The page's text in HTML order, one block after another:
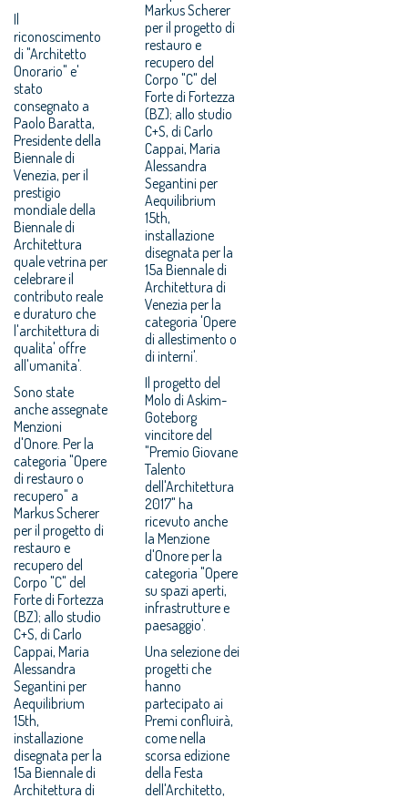
Il
riconoscimento
di "Architetto
Onorario" e'
stato
consegnato a
Paolo Baratta,
Presidente della
Biennale di
Venezia, per il
prestigio
mondiale della
Biennale di
Architettura
quale vetrina per
celebrare il
contributo reale
e duraturo che
l'architettura di
qualita' offre
all'umanita'.
Sono state
anche assegnate
Menzioni
d'Onore. Per la
categoria "Opere
di restauro o
recupero" a
Markus Scherer
per il progetto di
restauro e
recupero del
Corpo "C" del
Forte di Fortezza
(BZ); allo studio
C+S, di Carlo
Cappai, Maria
Alessandra
Segantini per
Aequilibrium
15th,
installazione
disegnata per la
15a Biennale di
Architettura di
Markus Scherer
per il progetto di
restauro e
recupero del
Corpo "C" del
Forte di Fortezza
(BZ); allo studio
C+S, di Carlo
Cappai, Maria
Alessandra
Segantini per
Aequilibrium
15th,
installazione
disegnata per la
15a Biennale di
Architettura di
Venezia per la
categoria 'Opere
di allestimento o
di interni'.
Il progetto del
Molo di Askim-
Goteborg
vincitore del
"Premio Giovane
Talento
dell'Architettura
2017" ha
ricevuto anche
la Menzione
d'Onore per la
categoria "Opere
su spazi aperti,
infrastrutture e
paesaggio'.
Una selezione dei
progetti che
hanno
partecipato ai
Premi confluirà,
come nella
scorsa edizione
della Festa
dell'Architetto,